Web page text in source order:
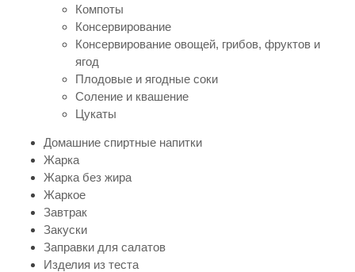
Компоты
Консервирование
Консервирование овощей, грибов, фруктов и
ягод
Плодовые и ягодные соки
Соление и квашение
Цукаты
Домашние спиртные напитки
Жарка
Жарка без жира
Жаркое
Завтрак
Закуски
Заправки для салатов
Изделия из теста